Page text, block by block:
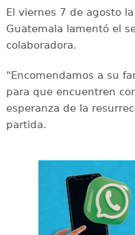
El viernes 7 de agosto
Guatemala lamentó el
colaboradora.
"Encomendamos a su
para que encuentren
esperanza de la
partida.